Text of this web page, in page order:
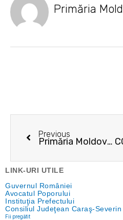
Primăria
Prev
Previous
Primăria Moldova Nouă organizează concurs pentru funcţia publică vacantă de consilier juridic clasa I, grad profesional asistent în cadrul Comp. Oficiul Juridic
LINK-URI UTILE
Guvernul României
Avocatul Poporului
Instituţia Prefectului
Consiliul Judeţean Caraş-Severin
Fii pregătit